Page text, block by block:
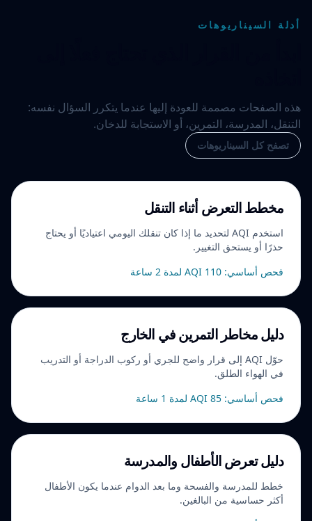
أدلة السيناريوهات
هذه الصفحات مصممة للعودة إليها عندما يتكرر السؤال نفسه:
التنقل، المدرسة، التمرين، أو الاستجابة للدخان.
تصفح كل السيناريوهات
مخطط التعرض أثناء التنقل
استخدم AQI لتحديد ما إذا كان تنقلك اليومي اعتياديًا أو يحتاج
حذرًا أو يستحق التغيير.
فحص أساسي: AQI 110 لمدة 2 ساعة
دليل مخاطر التمرين في الخارج
حوّل AQI إلى قرار واضح للجري أو ركوب الدراجة أو التدريب
في الهواء الطلق.
فحص أساسي: AQI 85 لمدة 1 ساعة
دليل تعرض الأطفال والمدرسة
خطط للمدرسة والفسحة وما بعد الدوام عندما يكون الأطفال
أكثر حساسية من البالغين.